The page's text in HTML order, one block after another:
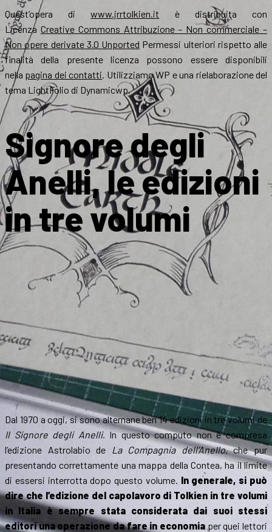
Quest’opera diwww.jrrtolkien.it è distribuita con
Licenza Creative Commons Attribuzione – Non commerciale –
Non opere derivate 3.0 Unported Permessi ulteriori rispetto alle
finalità della presente licenza possono essere disponibili
nella pagina dei contatti. Utilizziamo WP e una rielaborazione del
tema LightFolio di Dynamicwp.
Signore degli
Anelli, le edizioni
in tre volumi
Dal 1970 a oggi, si sono alternane ben 14 edizioni in tre volumi de
Il Signore degli Anelli. In questo computo non è compresa
l’edizione Astrolabio de La Compagnia dell’Anello,che pur
presentando correttamente una mappa della Contea, ha il limite
di essersi interrotta dopo questo volume. In generale, si può
dire che l’edizione del capolavoro di Tolkien in tre volumi
in Italia è sempre stata considerata dai suoi stessi
editori una operazione da fare in economia per quei lettori